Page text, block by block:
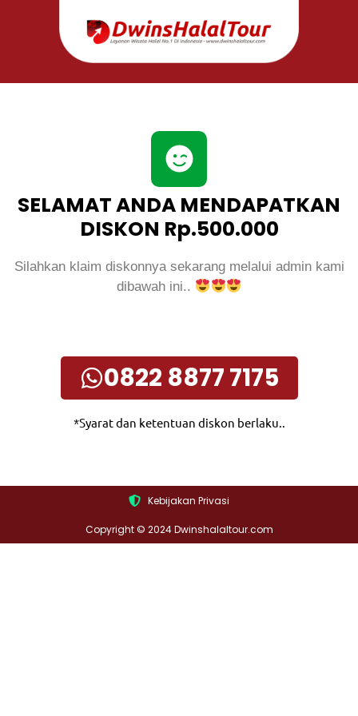
SELAMAT ANDA MENDAPATKAN
DISKON Rp.500.000
Silahkan klaim diskonnya sekarang melalui admin kami
dibawah ini..
0822 8877 7175
*Syarat dan ketentuan diskon berlaku..
Kebijakan Privasi
Copyright © 2024 Dwinshalaltour.com